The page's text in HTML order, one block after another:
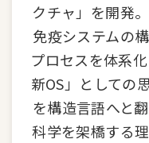
クチャ」を開発
免疫システムの
プロセスを体系
新OS」としての
を構造言語へと
科学を架橋する